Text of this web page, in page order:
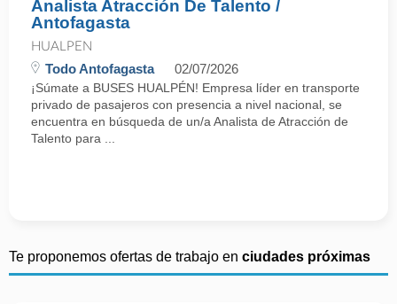
Analista Atracción De Talento /
Antofagasta
HUALPEN
Todo Antofagasta 02/07/2026
¡Súmate a BUSES HUALPÉN! Empresa líder en transporte
privado de pasajeros con presencia a nivel nacional, se
encuentra en búsqueda de un/a Analista de Atracción de
Talento para ...
Te proponemos ofertas de trabajo en ciudades próximas